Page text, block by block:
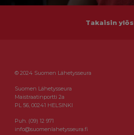
Takaisin ylös
© 2024 Suomen Lähetysseura
Suomen Lähetysseura
Maistraatinportti 2a
PL 56, 00241 HELSINKI
Puh. (09) 12 971
info@suomenlahetysseura.fi